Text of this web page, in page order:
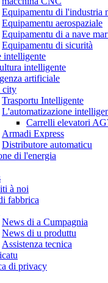
Equipamentu di l'industria
Equipamentu aerospaziale
Equipamentu di a nave
Equipamentu di sicurità
intelligente
intelligente
artificiale
city
Trasportu Intelligente
L'automatizazione
Carrelli elevatori
Armadi Express
Distributore automaticu
di l'energia
à noi
fabbrica
News di a Cumpagnia
News di u produttu
Assistenza tecnica
di privacy